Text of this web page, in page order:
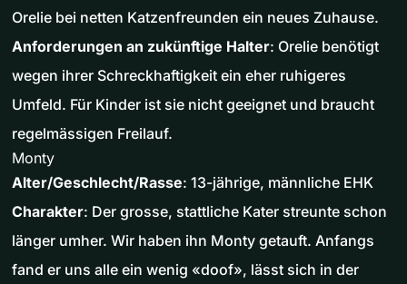
Orelie bei netten Katzenfreunden ein neues Zuhause.
Anforderungen an zukünftige Halter: Orelie benötigt
wegen ihrer Schreckhaftigkeit ein eher ruhigeres
Umfeld. Für Kinder ist sie nicht geeignet und braucht
regelmässigen Freilauf.
Monty
Alter/Geschlecht/Rasse: 13-jährige, männliche EHK
Charakter: Der grosse, stattliche Kater streunte schon
länger umher. Wir haben ihn Monty getauft. Anfangs
fand er uns alle ein wenig «doof», lässt sich in der